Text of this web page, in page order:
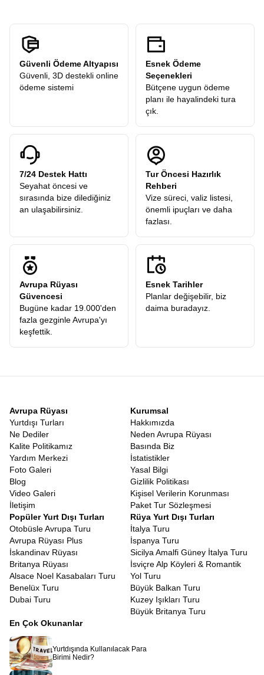
Güvenli Ödeme Altyapısı
Güvenli, 3D destekli online
ödeme sistemi
Esnek Ödeme
Seçenekleri
Bütçene uygun ödeme
planı ile hayalindeki tura
çık.
7/24 Destek Hattı
Seyahat öncesi ve
sırasında bize dilediğiniz
an ulaşabilirsiniz.
Tur Öncesi Hazırlık
Rehberi
Vize süreci, valiz listesi,
önemli ipuçları ve daha
fazlası.
Avrupa Rüyası
Güvencesi
Bugüne kadar 19.000'den
fazla gezginle Avrupa'yı
keşfettik.
Esnek Tarihler
Planlar değişebilir, biz
daima buradayız.
Avrupa Rüyası
Yurtdışı Turları
Ne Dediler
Kalite Politikamız
Yardım Merkezi
Foto Galeri
Blog
Video Galeri
İletişim
Kurumsal
Hakkımızda
Neden Avrupa Rüyası
Basında Biz
İstatistikler
Yasal Bilgi
Gizlilik Politikası
Kişisel Verilerin Korunması
Paket Tur Sözleşmesi
Popüler Yurt Dışı Turları
Otobüsle Avrupa Turu
Avrupa Rüyası Plus
İskandinav Rüyası
Britanya Rüyası
Alsace Noel Kasabaları Turu
Benelüx Turu
Dubai Turu
Rüya Yurt Dışı Turları
İtalya Turu
İspanya Turu
Sicilya Amalfi Güney İtalya Turu
İsviçre Alp Köyleri & Romantik
Yol Turu
Büyük Balkan Turu
Kuzey Işıkları Turu
Büyük Britanya Turu
En Çok Okunanlar
Yurtdışında Kullanılacak Para
Birimi Nedir?